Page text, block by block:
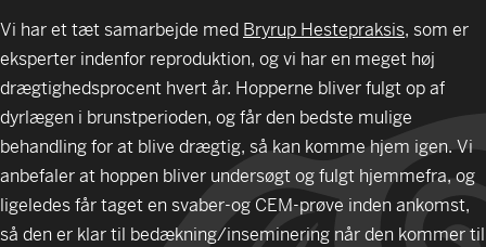
Vi har et tæt samarbejde med Bryrup Hestepraksis, som er
eksperter indenfor reproduktion, og vi har en meget høj
drægtighedsprocent hvert år. Hopperne bliver fulgt op af
dyrlægen i brunstperioden, og får den bedste mulige
behandling for at blive drægtig, så kan komme hjem igen. Vi
anbefaler at hoppen bliver undersøgt og fulgt hjemmefra, og
ligeledes får taget en svaber-og CEM-prøve inden ankomst,
så den er klar til bedækning/inseminering når den kommer til